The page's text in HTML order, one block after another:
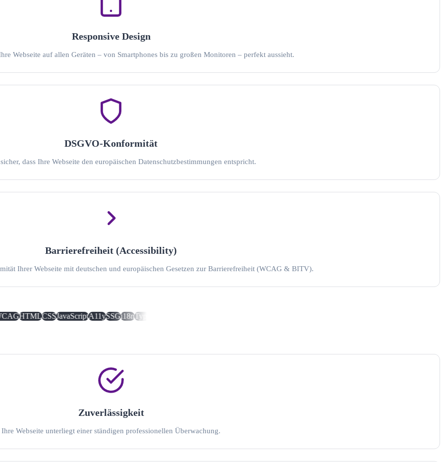
Responsive Design
Webseite auf allen Geräten – von Smartphones bis zu großen Monitoren – perfekt aussieht.
DSGVO-Konformität
dass Ihre Webseite den europäischen Datenschutzbestimmungen entspricht.
Barrierefreiheit (Accessibility)
Ihrer Webseite mit deutschen und europäischen Gesetzen zur Barrierefreiheit (WCAG & BITV).
HTMLCSSJavaScriptA11ySSGi18nTypeScript
Zuverlässigkeit
Ihre Webseite unterliegt einer ständigen professionellen Überwachung.